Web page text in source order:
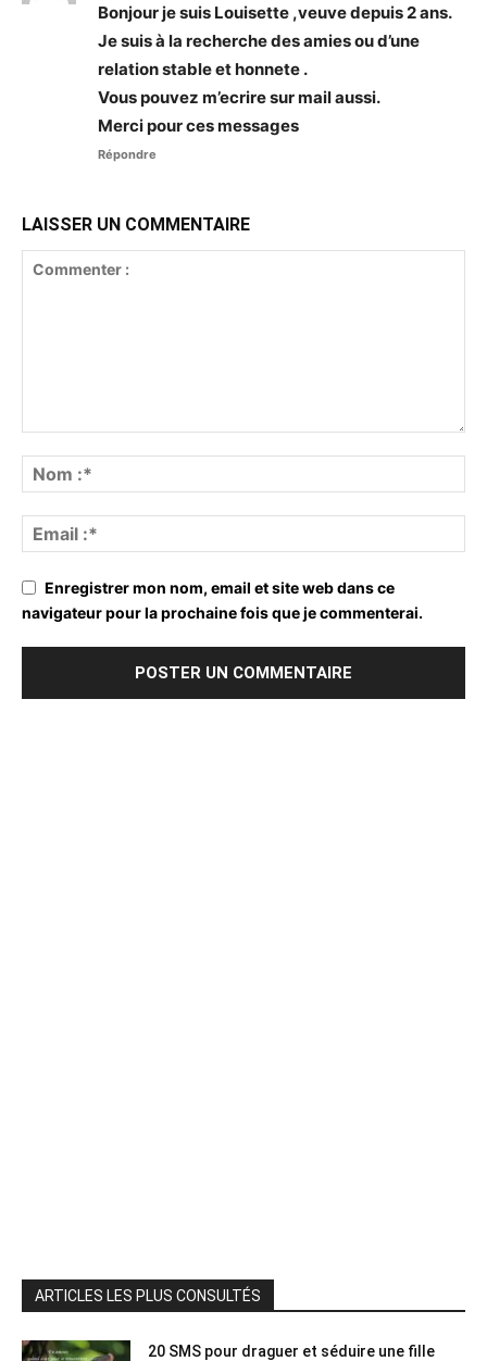
Bonjour je suis Louisette ,veuve depuis 2 ans.
Je suis à la recherche des amies ou d’une
relation stable et honnete .
Vous pouvez m’ecrire sur mail aussi.
Merci pour ces messages
Répondre
LAISSER UN COMMENTAIRE
Enregistrer mon nom, email et site web dans ce
navigateur pour la prochaine fois que je commenterai.
ARTICLES LES PLUS CONSULTÉS
20 SMS pour draguer et séduire une fille